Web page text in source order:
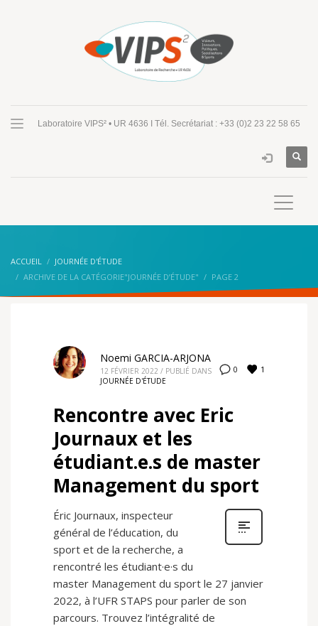
Laboratoire VIPS² • UR 4636 I Tél. Secrétariat : +33 (0)2 23 22 58 65
ACCUEIL
JOURNÉE D'ÉTUDE
ARCHIVE DE LA CATÉGORIE"JOURNÉE D’ÉTUDE"
PAGE 2
0 1
Noemi GARCIA-ARJONA
12 FÉVRIER 2022 / PUBLIÉ DANS
JOURNÉE D'ÉTUDE
Rencontre avec Eric
Journaux et les
étudiant.e.s de master
Management du sport
Éric Journaux, inspecteur
général de l’éducation, du
sport et de la recherche, a
rencontré les étudiant·e·s du
master Management du sport le 27 janvier
2022, à l’UFR STAPS pour parler de son
parcours. Trouvez l’intégralité de